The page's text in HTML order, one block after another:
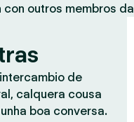
outros membros
de
calquera cousa
boa conversa.